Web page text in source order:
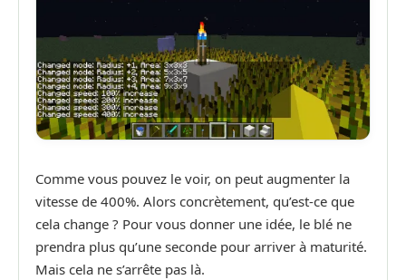
Comme vous pouvez le voir, on peut augmenter la
vitesse de 400%. Alors concrètement, qu’est-ce que
cela change ? Pour vous donner une idée, le blé ne
prendra plus qu’une seconde pour arriver à maturité.
Mais cela ne s’arrête pas là.